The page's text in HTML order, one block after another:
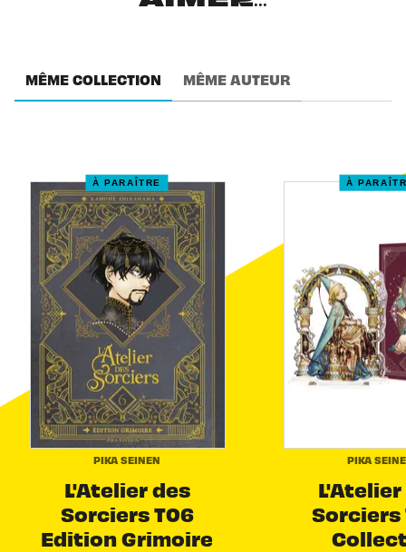
MÊME COLLECTION MÊME AUTEUR
À PARAÎTRE
PIKA SEINEN
L'Atelier des
Sorciers T06
Edition Grimoire
À
PIKA
L'Atelier
Sorciers